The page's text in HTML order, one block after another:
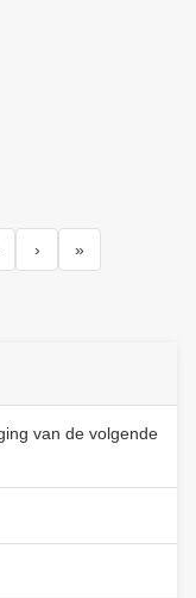
› »
van de volgende